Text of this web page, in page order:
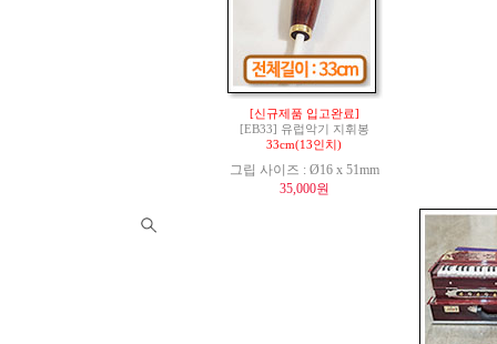
[신규제품 입고완료]
[EB33] 유럽악기 지휘봉
33cm(13인치)
그립 사이즈 : Ø16 x 51mm
35,000원